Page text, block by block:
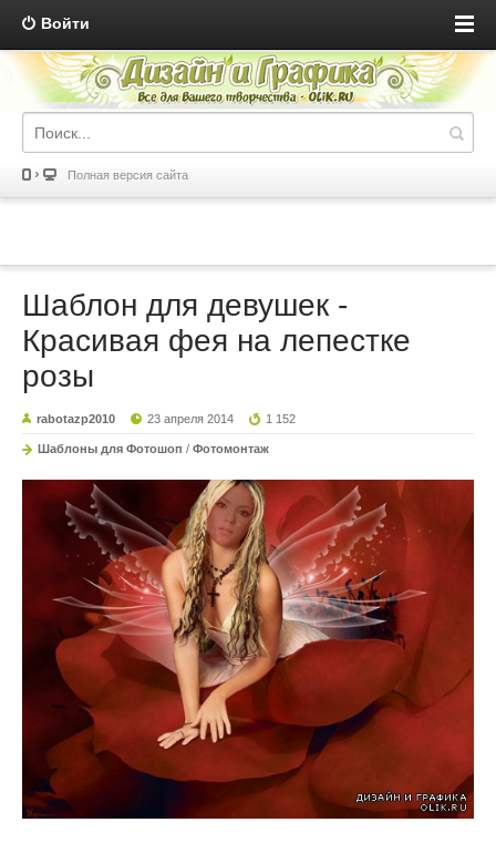
Войти
Полная версия сайта
Шаблон для девушек -
Красивая фея на лепестке
розы
rabotazp2010 23 апреля 2014 1 152
Шаблоны для Фотошоп / Фотомонтаж